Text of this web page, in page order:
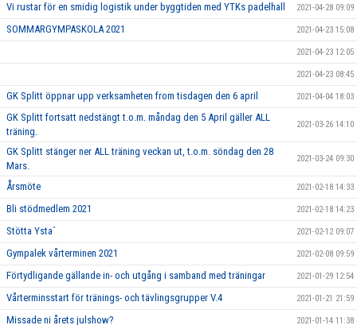
Vi rustar för en smidig logistik under byggtiden med YTKs padelhall 2021-04-28 09:09
SOMMARGYMPASKOLA 2021 2021-04-23 15:08
2021-04-23 12:05
2021-04-23 08:45
GK Splitt öppnar upp verksamheten from tisdagen den 6 april 2021-04-04 18:03
GK Splitt fortsatt nedstängt t.o.m. måndag den 5 April gäller ALL
träning.
2021-03-26 14:10
GK Splitt stänger ner ALL träning veckan ut, t.o.m. söndag den 28
Mars.
2021-03-24 09:30
Årsmöte 2021-02-18 14:33
Bli stödmedlem 2021 2021-02-18 14:23
Stötta Ysta´ 2021-02-12 09:07
Gympalek vårterminen 2021 2021-02-08 09:59
Förtydligande gällande in- och utgång i samband med träningar 2021-01-29 12:54
Vårterminsstart för tränings- och tävlingsgrupper V.4 2021-01-21 21:59
Missade ni årets julshow? 2021-01-14 11:38